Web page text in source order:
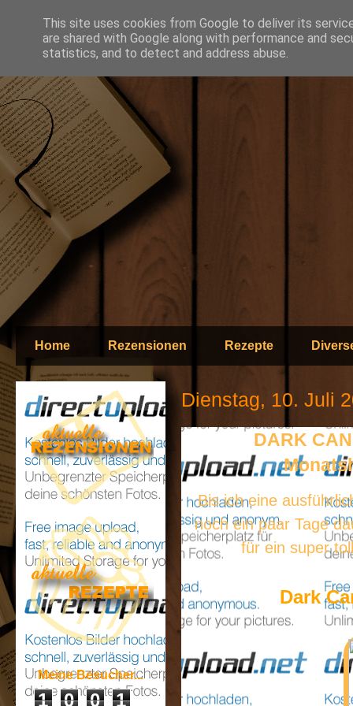
Home Rezensionen Rezepte
Dienstag, 10. Juli
DARK
Bis ich eine
noch ein paar Tage
für ein super
Dark
Meine Besucher...
1 0 0
1
This site uses cookies from Google to deliver its
are shared with Google along with performance and
statistics, and to detect and address abuse.